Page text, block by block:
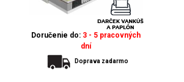
Doručenie do: 3 - 5 pracovných
dní
Doprava zadarmo